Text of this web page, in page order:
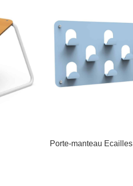
Porte-manteau Ecailles